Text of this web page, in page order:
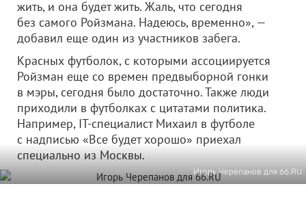
жить, и она будет жить. Жаль, что сегодня
без самого Ройзмана. Надеюсь, временно», —
добавил еще один из участников забега.
Красных футболок, с которыми ассоциируется
Ройзман еще со времен предвыборной гонки
в мэры, сегодня было достаточно. Также люди
приходили в футболках с цитатами политика.
Например, IT-специалист Михаил в футболе
с надписью «Все будет хорошо» приехал
специально из Москвы.
Игорь Черепанов для 66.RU